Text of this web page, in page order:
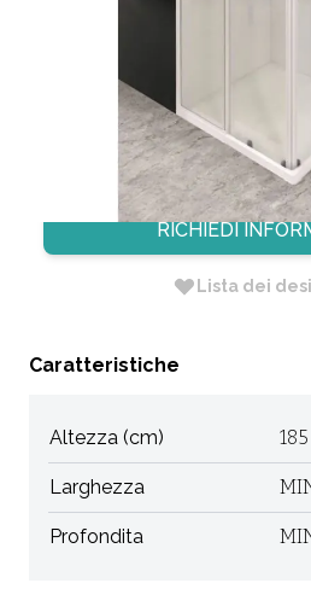
Dimensione: min 70max 80 X
RICHIEDI
Lista dei
Caratteristiche
Altezza (cm) 185
Larghezza
Profondita